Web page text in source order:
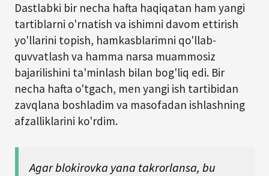
Dastlabki bir necha hafta haqiqatan ham yangi
tartiblarni o'rnatish va ishimni davom ettirish
yo'llarini topish, hamkasblarimni qo'llab-
quvvatlash va hamma narsa muammosiz
bajarilishini ta'minlash bilan bog'liq edi. Bir
necha hafta o'tgach, men yangi ish tartibidan
zavqlana boshladim va masofadan ishlashning
afzalliklarini ko'rdim.
Agar blokirovka yana takrorlansa, bu